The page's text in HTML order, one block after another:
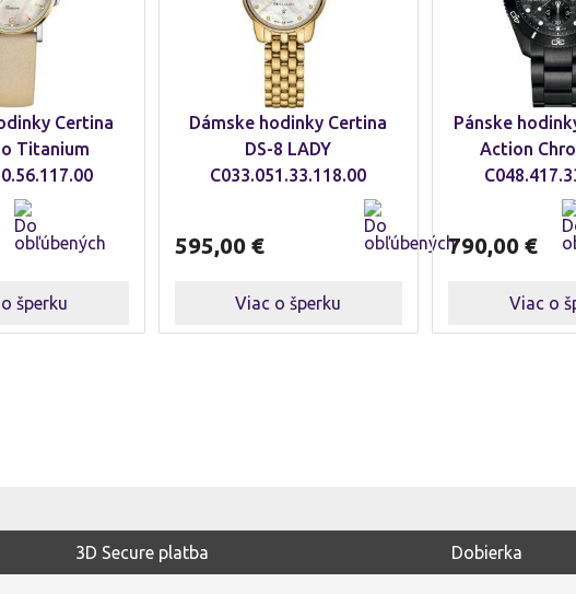
Certina
Titanium
šperku
Dámske hodinky Certina
DS-8 LADY
C033.051.33.118.00
595,00 €
Viac o šperku
Pánske
Action
790,00€
Viac o
3D Secure platba Dobierka